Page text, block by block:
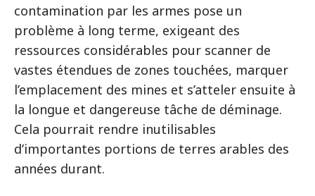
contamination par les armes pose un
problème à long terme, exigeant des
ressources considérables pour scanner de
vastes étendues de zones touchées, marquer
l’emplacement des mines et s’atteler ensuite à
la longue et dangereuse tâche de déminage.
Cela pourrait rendre inutilisables
d’importantes portions de terres arables des
années durant.